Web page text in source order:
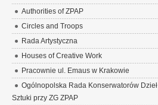
Authorities of ZPAP
Circles and Troops
Rada Artystyczna
Houses of Creative Work
Pracownie ul. Emaus w Krakowie
Ogólnopolska Rada Konserwatorów Dzieł
Sztuki przy ZG ZPAP